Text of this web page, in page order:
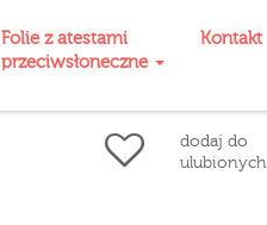
Folie z atestami
przeciwsłoneczne
Kontakt
dodaj do
ulubionych